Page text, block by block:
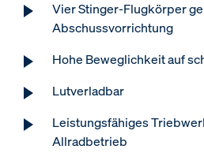
Vier Stinger-Flugkörper
Abschussvorrichtung
Hohe Beweglichkeit auf
Lutverladbar
Leistungsfähiges
Allradbetrieb